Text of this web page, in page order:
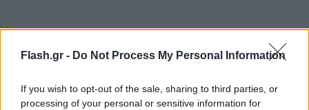
Flash.gr - Do Not Process My Personal Information
If you wish to opt-out of the sale, sharing to third parties, or
processing of your personal or sensitive information for